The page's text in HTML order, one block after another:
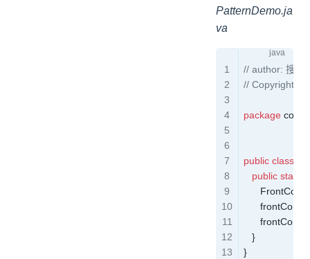
PatternDemo.ja
va
// author: 搜云
// Copyright ©
package
public class
   public
static
   }
}